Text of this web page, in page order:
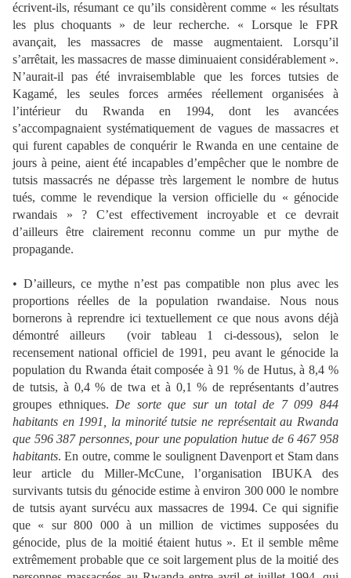
écrivent-ils, résumant ce qu’ils considèrent comme « les résultats
les plus choquants » de leur recherche. « Lorsque le FPR
avançait, les massacres de masse augmentaient. Lorsqu’il
s’arrêtait, les massacres de masse diminuaient considérablement ».
N’aurait-il pas été invraisemblable que les forces tutsies de
Kagamé, les seules forces armées réellement organisées à
l’intérieur du Rwanda en 1994, dont les avancées
s’accompagnaient systématiquement de vagues de massacres et
qui furent capables de conquérir le Rwanda en une centaine de
jours à peine, aient été incapables d’empêcher que le nombre de
tutsis massacrés ne dépasse très largement le nombre de hutus
tués, comme le revendique la version officielle du « génocide
rwandais » ? C’est effectivement incroyable et ce devrait
d’ailleurs être clairement reconnu comme un pur mythe de
propagande.
• D’ailleurs, ce mythe n’est pas compatible non plus avec les
proportions réelles de la population rwandaise. Nous nous
bornerons à reprendre ici textuellement ce que nous avons déjà
démontré ailleurs (voir tableau 1 ci-dessous), selon le
recensement national officiel de 1991, peu avant le génocide la
population du Rwanda était composée à 91 % de Hutus, à 8,4 %
de tutsis, à 0,4 % de twa et à 0,1 % de représentants d’autres
groupes ethniques.De sorte que sur un total de 7 099 844
habitants en 1991, la minorité tutsie ne représentait au Rwanda
que 596 387 personnes, pour une population hutue de 6 467 958
habitants. En outre, comme le soulignent Davenport et Stam dans
leur article du Miller-McCune, l’organisation IBUKA des
survivants tutsis du génocide estime à environ 300 000 le nombre
de tutsis ayant survécu aux massacres de 1994. Ce qui signifie
que « sur 800 000 à un million de victimes supposées du
génocide, plus de la moitié étaient hutus ». Et il semble même
extrêmement probable que ce soit largement plus de la moitié des